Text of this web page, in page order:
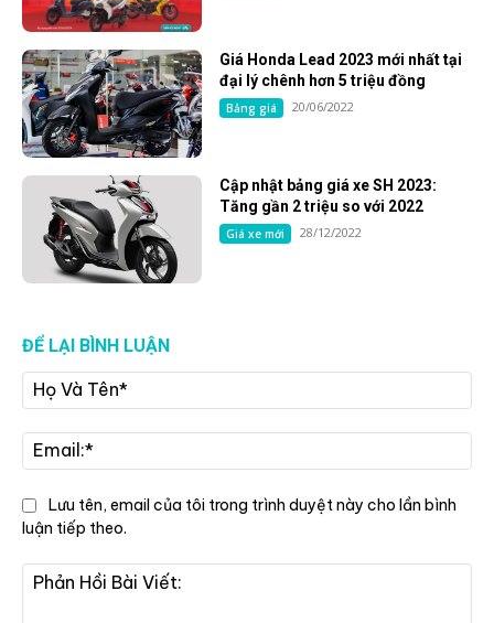
Giá Honda Lead 2023 mới nhất tại
đại lý chênh hơn 5 triệu đồng
Bảng giá 20/06/2022
Cập nhật bảng giá xe SH 2023:
Tăng gần 2 triệu so với 2022
Giá xe mới 28/12/2022
ĐỂ LẠI BÌNH LUẬN
Và
Lưu tên, email của tôi trong trình duyệt này cho lần bình
luận tiếp theo.